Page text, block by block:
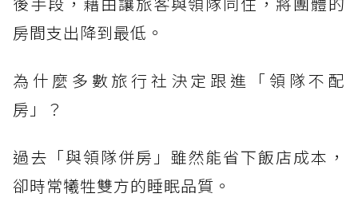
房間支出降到最低。
為什麼多數旅行社決定跟進「領隊不配
房」？
過去「與領隊併房」雖然能省下飯店成本，
卻時常犧牲雙方的睡眠品質。